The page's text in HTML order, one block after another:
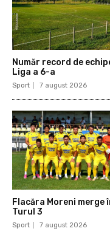
Număr record de
Liga a 6-a
Sport 7 august 2026
Flacăra Moreni merge
Turul 3
Sport 7 august 2026